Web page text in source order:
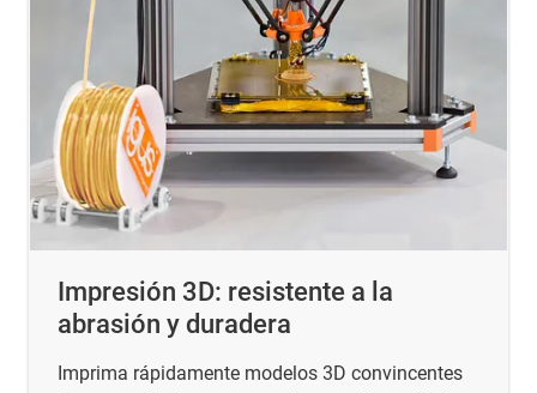
Impresión 3D: resistente a la
abrasión y duradera
Imprima rápidamente modelos 3D convincentes